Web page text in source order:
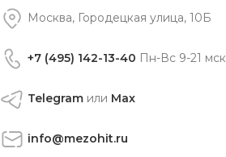
Москва, Городецкая улица, 10Б
+7 (495) 142-13-40 Пн-Вс 9-21 мск
Telegram или Max
info@mezohit.ru